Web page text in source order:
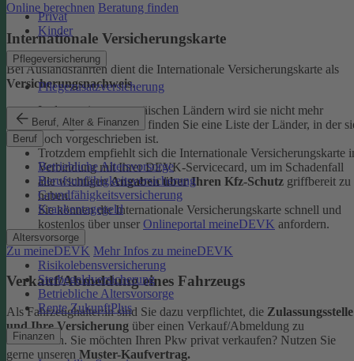
Privat
Kinder
Pflegeversicherung
Pflegezusatzversicherung
Beruf, Alter & Finanzen
Beruf
Betriebliche Altersvorsorge
Berufsunfähigkeitsversicherung
Grundfähigkeitsversicherung
Krankentagegeld
Altersvorsorge
Risikolebensversicherung
Sterbegeldversicherung
Betriebliche Altersvorsorge
Rente ZukunftPlus
Finanzen
Online berechnen Beratung finden
Internationale Versicherungskarte
Bei Auslandsfahrten dient die Internationale Versicherungskarte als
Versicherungsnachweis.
In den meisten europäischen Ländern wird sie nicht mehr
verlangt. In denFAQ
finden Sie eine Liste der Länder, in der
noch vorgeschrieben ist.
Trotzdem empfiehlt sich die Internationale Versicherungskarte
Verbindung mit Ihrer DEVK-Servicecard, um im Schadenfall
alle wichtigenAngaben über Ihren Kfz-Schutz griffbereit zu
haben.
Sie können die Internationale Versicherungskarte schnell und
kostenlos über unser Onlineportal meineDEVK anfordern.
Zu meineDEVK Mehr Infos zu meineDEVK
Verkauf/Abmeldung eines Fahrzeugs
Als Fahrzeughalter:in sind Sie dazu verpflichtet, die Zulassungsstelle
und Ihre Versicherung über einen Verkauf/Abmeldung zu
informieren. Sie möchten Ihren Pkw privat verkaufen? Nutzen Sie
gerne unseren Muster-Kaufvertrag.